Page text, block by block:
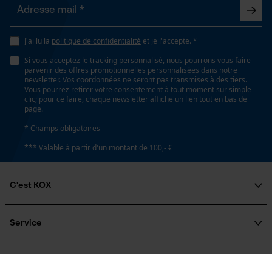
J'ai lu la politique de confidentialité et je l'accepte. *
Si vous acceptez le tracking personnalisé, nous pourrons vous faire
parvenir des offres promotionnelles personnalisées dans notre
newsletter. Vos coordonnées ne seront pas transmises à des tiers.
Vous pourrez retirer votre consentement à tout moment sur simple
clic; pour ce faire, chaque newsletter affiche un lien tout en bas de
page.
* Champs obligatoires
*** Valable à partir d'un montant de 100,- €
C'est KOX
Engagement social
Service